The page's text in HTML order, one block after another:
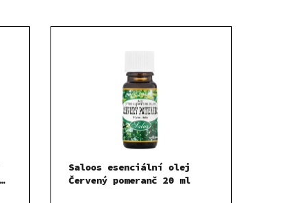
Saloos esenciální olej
Červený pomeranč 20 ml